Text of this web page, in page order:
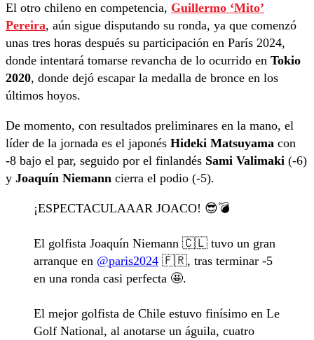
El otro chileno en competencia, Guillermo ‘Mito’
Pereira, aún sigue disputando su ronda, ya que comenzó
unas tres horas después su participación en París 2024,
donde intentará tomarse revancha de lo ocurrido en Tokio
2020, donde dejó escapar la medalla de bronce en los
últimos hoyos.
De momento, con resultados preliminares en la mano, el
líder de la jornada es el japonés Hideki Matsuyama con
-8 bajo el par, seguido por el finlandés Sami Valimaki (-6)
y Joaquín Niemann cierra el podio (-5).
¡ESPECTACULAAAR JOACO! 😎💣
El golfista Joaquín Niemann 🇨🇱 tuvo un gran
arranque en @paris2024 🇫🇷, tras terminar -5
en una ronda casi perfecta 🤩.
El mejor golfista de Chile estuvo finísimo en Le
Golf National, al anotarse un águila, cuatro